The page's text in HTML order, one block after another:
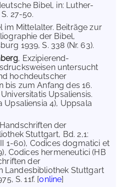
Bibel, in: Luther-
27-50.
im Mittelalter. Beiträge zur
der Bibel,
1939, S. 338 (Nr. 63).
, Exzipierend-
untersucht
hochdeutscher
bis zum Anfang des 16.
Upsaliensis.
Upsaliensia 4), Uppsala
der
Stuttgart, Bd. 2,1:
1-60), Codices dogmatici et
Codices hermeneutici (HB
der
Landesbibliothek Stuttgart
S. 11f. [online]